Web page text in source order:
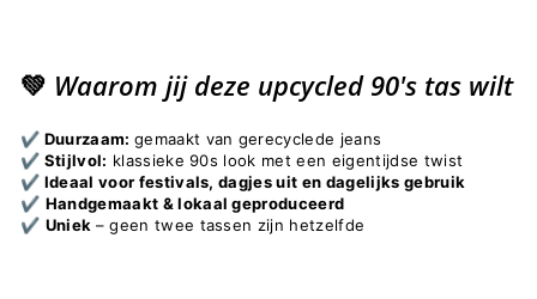
💚 Waarom jij deze upcycled 90's tas wilt
✔️ Duurzaam: gemaakt van gerecyclede jeans
✔️ Stijlvol: klassieke 90s look met een eigentijdse twist
✔️ Ideaal voor festivals, dagjes uit en dagelijks gebruik
✔️ Handgemaakt & lokaal geproduceerd
✔️ Uniek – geen twee tassen zijn hetzelfde